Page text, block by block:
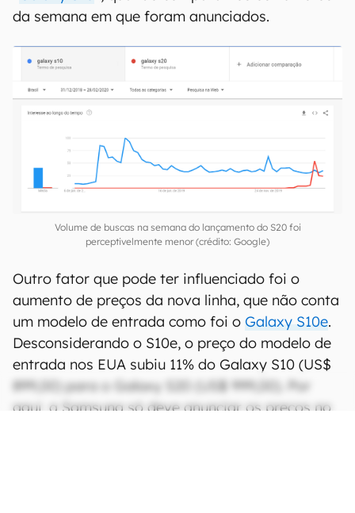
da semana em que foram anunciados.
Volume de buscas na semana do lançamento do S20 foi
perceptivelmente menor (crédito: Google)
Outro fator que pode ter influenciado foi o
aumento de preços da nova linha, que não conta
um modelo de entrada como foi o Galaxy S10e.
Desconsiderando o S10e, o preço do modelo de
entrada nos EUA subiu 11% do Galaxy S10 (US$
899,00) para o Galaxy S20 (US$ 999,00). Por
aqui, a Samsung só deve anunciar os preços no